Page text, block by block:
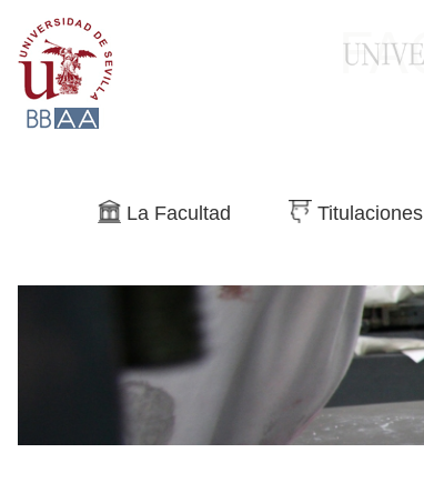
Buscar La Facultad Titulaciones